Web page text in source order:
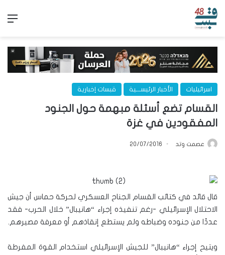
اسرائيليات الأخبار الرئيســـية قبسات إخبارية
القسام تضع أسئلة مبهمة حول الجنود
المفقودين في غزة
عصمت وتد 20/07/2016
قال قائد في كتائب القسام الجناح العسكري لحركة حماس أن جيش
الاحتلال الإسرائيلي -رغم تنفيذه إجراء “هانيبال” خلال الحرب- فقد
عددًا من جنوده وضباطه ولم يستطع إنقاذهم أو معرفة مصيرهم.
ويتيح إجراء “هانيبال” للجيش الإسرائيلي استخدام القوة المفرطة